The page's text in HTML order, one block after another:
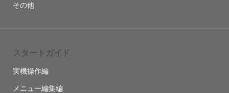
その他
スタートガイド
実機操作編
メニュー編集編